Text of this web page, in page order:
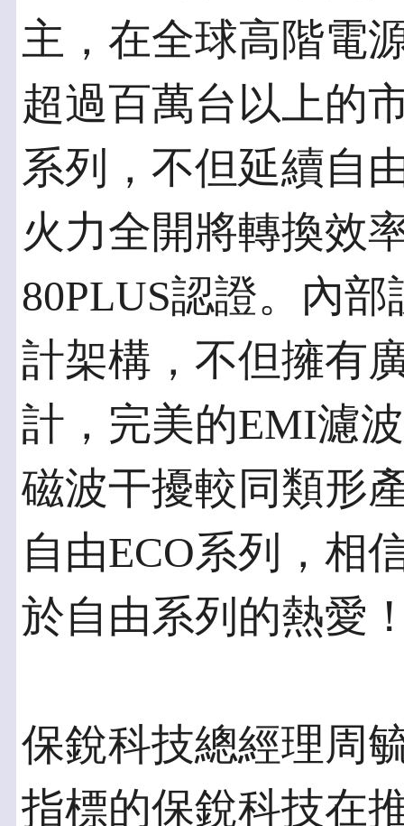
主，在全球高階電
超過百萬台以上的
系列，不但延續自
火力全開將轉換效
80PLUS認證。內
計架構，不但擁有
計，完美的EMI濾
磁波干擾較同類形
自由ECO系列，相
於自由系列的熱愛
保銳科技總經理周
指標的保銳科技在